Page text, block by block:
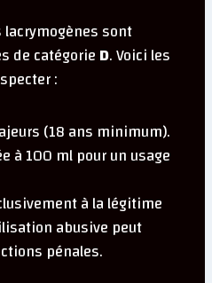
lacrymogènes sont
de catégorieD. Voici les
:
(18 ans minimum).
à 100 ml pour un usage
à la légitime
abusive peut
pénales.